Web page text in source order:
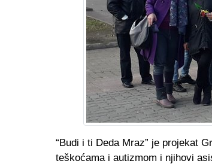
“Budi i ti Deda Mraz” je projekat
teškoćama i autizmom i njihovi